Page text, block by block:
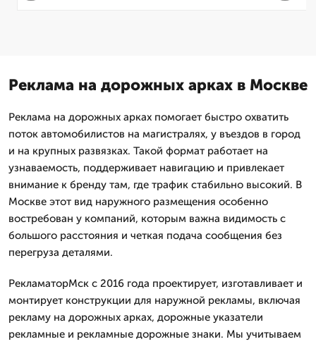
Реклама на дорожных арках в Москве
Реклама на дорожных арках помогает быстро охватить
поток автомобилистов на магистралях, у въездов в город
и на крупных развязках. Такой формат работает на
узнаваемость, поддерживает навигацию и привлекает
внимание к бренду там, где трафик стабильно высокий. В
Москве этот вид наружного размещения особенно
востребован у компаний, которым важна видимость с
большого расстояния и четкая подача сообщения без
перегруза деталями.
РекламаторМск с 2016 года проектирует, изготавливает и
монтирует конструкции для наружной рекламы, включая
рекламу на дорожных арках, дорожные указатели
рекламные и рекламные дорожные знаки. Мы учитываем